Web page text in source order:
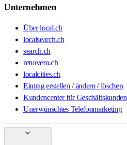
Unternehmen
Über local.ch
localsearch.ch
search.ch
renovero.ch
localcities.ch
Eintrag erstellen / ändern / löschen
Kundencenter für Geschäftskunden
Unerwünschtes Telefonmarketing